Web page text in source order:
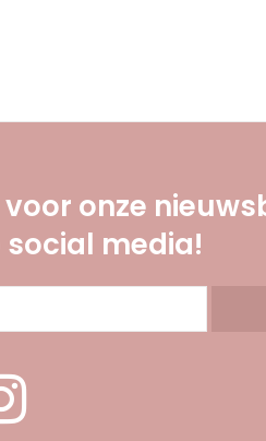
onze
media!